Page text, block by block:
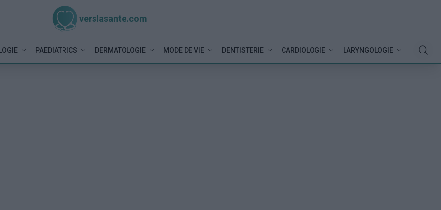
verslasante.com
PAEDIATRICS DERMATOLOGIE MODE DE VIE DENTISTERIE CARDIOLOGIE LARYNGOLOGIE